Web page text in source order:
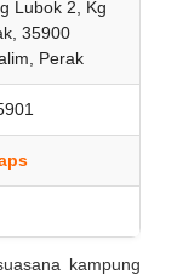
Lubok 2, Kg
35900
Perak
kampung